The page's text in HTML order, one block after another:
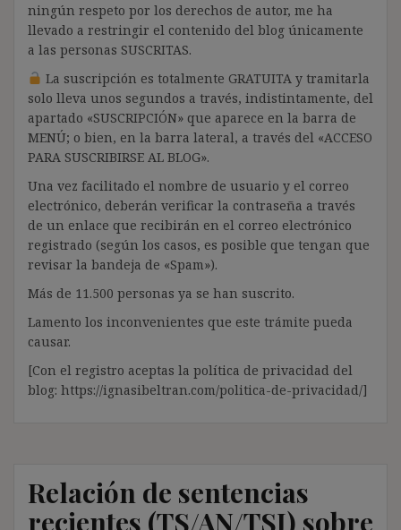
ningún respeto por los derechos de autor, me ha
llevado a restringir el contenido del blog únicamente
a las personas SUSCRITAS.
La suscripción es totalmente GRATUITA y tramitarla
solo lleva unos segundos a través, indistintamente, del
apartado «SUSCRIPCIÓN» que aparece en la barra de
MENÚ; o bien, en la barra lateral, a través del «ACCESO
PARA SUSCRIBIRSE AL BLOG».
Una vez facilitado el nombre de usuario y el correo
electrónico, deberán verificar la contraseña a través
de un enlace que recibirán en el correo electrónico
registrado (según los casos, es posible que tengan que
revisar la bandeja de «Spam»).
Más de 11.500 personas ya se han suscrito.
Lamento los inconvenientes que este trámite pueda
causar.
[Con el registro aceptas la política de privacidad del
blog: https://ignasibeltran.com/politica-de-privacidad/]
Relación de sentencias
recientes (TS/AN/TSJ) sobre